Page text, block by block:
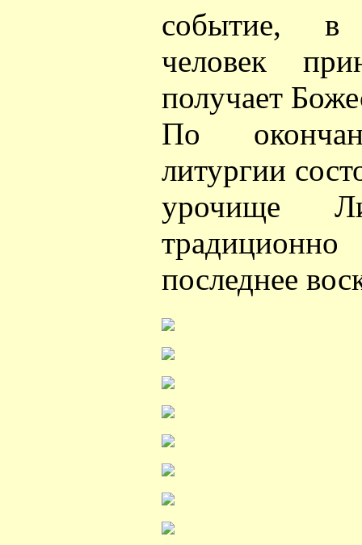
событие, в
человек
получает
По
литургии
урочище
последнее